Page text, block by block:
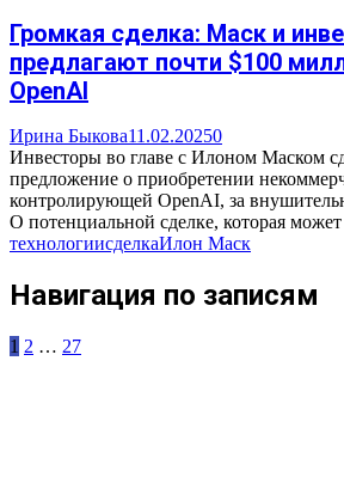
Громкая сделка: Маск и
предлагают почти $100
OpenAI
Ирина Быкова11.02.20250
Инвесторы во главе с Илоном Маском
предложение о приобретении
контролирующей OpenAI, за
О потенциальной сделке, которая
технологиисделкаИлон Маск
Навигация по записям
1 2 … 27